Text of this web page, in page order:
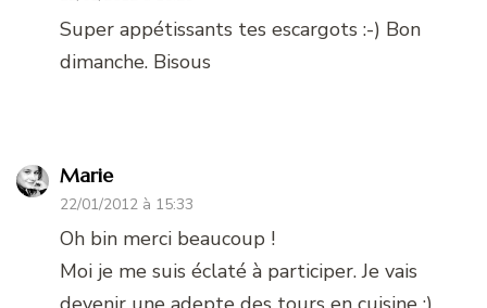
Super appétissants tes escargots :-) Bon
dimanche. Bisous
Marie
22/01/2012 à 15:33
Oh bin merci beaucoup !
Moi je me suis éclaté à participer. Je vais